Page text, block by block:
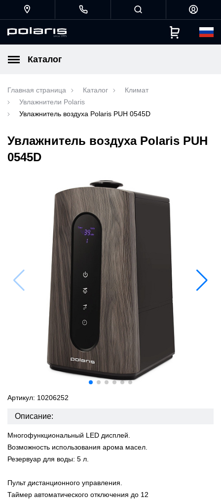
Каталог
Главная страница Каталог
Климат
Увлажнители Polaris
Увлажнитель воздуха Polaris PUH 0545D
Увлажнитель воздуха Polaris PUH
0545D
Артикул: 10206252
Описание:
Многофункциональный LED дисплей.
Возможность использования арома масел.
Резервуар для воды: 5 л.
Пульт дистанционного управления.
Таймер автоматического отключения до 12